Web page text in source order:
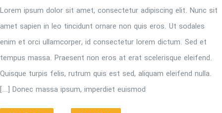
Lorem ipsum dolor sit amet, consectetur adipiscing elit. Nunc sit
amet sapien in leo tincidunt ornare non quis eros. Ut sodales
enim et orci ullamcorper, id consectetur lorem dictum. Sed et
tempus massa. Praesent non eros at erat scelerisque eleifend.
Quisque turpis felis, rutrum quis est sed, aliquam eleifend nulla.
Donec massa ipsum, imperdiet euismod [...]